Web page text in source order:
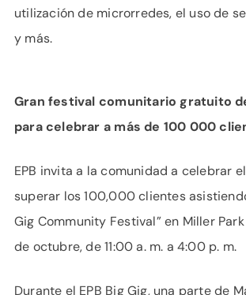
utilización de microrredes, el uso de
y más.
Gran festival comunitario gratuito
para celebrar a más de 100 000
EPB invita a la comunidad a celebrar
superar los 100,000 clientes
Gig Community Festival” en Miller
de octubre, de 11:00 a. m. a 4:00 p. m.
Durante el EPB Big Gig, una parte de